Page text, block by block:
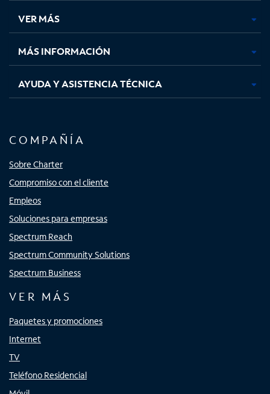
pestaña
nueva
pestaña
nueva
pestaña
nuevanueva
VER MÁS
MÁS INFORMACIÓN
AYUDA Y ASISTENCIA TÉCNICA
COMPAÑÍA
Sobre Charter
Compromiso con el cliente
Empleos
Soluciones para empresas
Spectrum Reach
Spectrum Community Solutions
Spectrum Business
VER MÁS
Paquetes y promociones
Internet
TV
Teléfono Residencial